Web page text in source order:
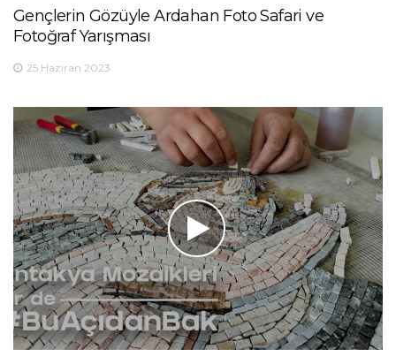
Gençlerin Gözüyle Ardahan Foto Safari ve
Fotoğraf Yarışması
25 Haziran 2023